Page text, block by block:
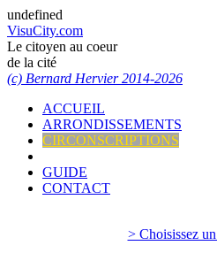
undefined
VisuCity.com
Le citoyen au coeur
de la cité
(c) Bernard Hervier 2014-2026
ACCUEIL
ARRONDISSEMENTS
CIRCONSCRIPTIONS
GUIDE
CONTACT
> Choisissez